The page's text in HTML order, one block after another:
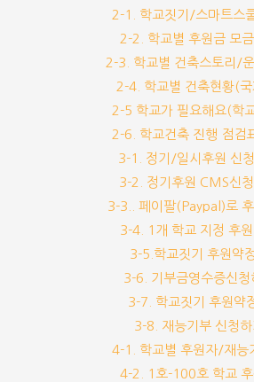
2-1. 학교짓기/스마트스
2-2. 학교별 후원금 모
2-3. 학교별 건축스토리/
2-4. 학교별 건축현황(국
2-5 학교가 필요해요(학
2-6. 학교건축 진행 점검
3-1. 정기/일시후원 신청
3-2. 정기후원 CMS신청
3-3.. 페이팔(Paypal)로 후
3-4. 1개 학교 지정 후원
3-5.학교짓기 후원약
3-6. 기부금영수증신청
3-7. 학교짓기 후원약
3-8. 재능기부 신청하
4-1. 학교별 후원자/재능
4-2. 1호-100호 학교